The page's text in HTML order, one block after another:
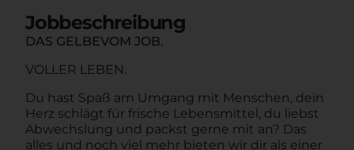
Jobbeschreibung
DAS GELBEVOM JOB.
VOLLER LEBEN.
Du hast Spaß am Umgang mit Menschen, dein
Herz schlägt für frische Lebensmittel, du liebst
Abwechslung und packst gerne mit an? Das
alles und noch viel mehr bieten wir dir als einer